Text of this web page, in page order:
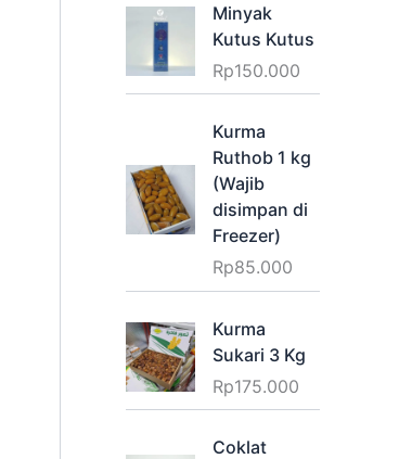
Minyak
Kutus Kutus
Rp150.000
Kurma
Ruthob 1 kg
(Wajib
disimpan di
Freezer)
Rp85.000
Kurma
Sukari 3 Kg
Rp175.000
Coklat